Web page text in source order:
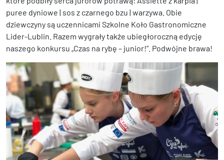
puree dyniowe | sos z czarnego bzu | warzywa. Obie
dziewczyny są uczennicami Szkolne Koło Gastronomiczne
Lider-Lublin. Razem wygrały także ubiegłoroczną edycję
naszego konkursu „Czas na rybę – junior!”. Podwójne brawa!